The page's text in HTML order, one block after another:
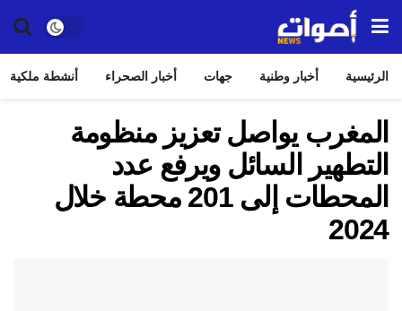
الرئيسية أخبار وطنية جهات أخبار الصحراء أنشطة ملكية
المغرب يواصل تعزيز منظومة
التطهير السائل ويرفع عدد
المحطات إلى 201 محطة خلال
2024